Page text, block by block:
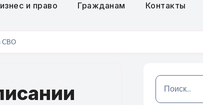
и право Гражданам Контакты
СВО
Найти: